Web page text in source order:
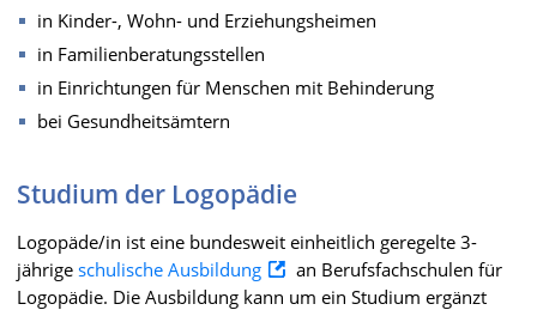
in Kinder-, Wohn- und Erziehungsheimen
in Familienberatungsstellen
in Einrichtungen für Menschen mit Behinderung
bei Gesundheitsämtern
Studium der Logopädie
Logopäde/in ist eine bundesweit einheitlich geregelte 3-
jährige schulische Ausbildung
an Berufsfachschulen für
Logopädie. Die Ausbildung kann um ein Studium ergänzt